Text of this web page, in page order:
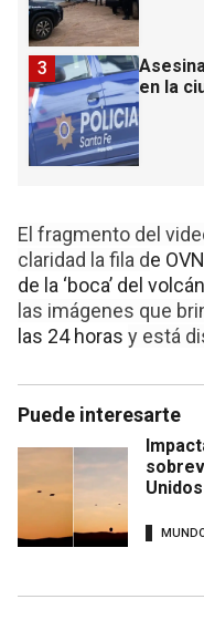
en la
3
El fragmento del
claridad la fila de
de la ‘boca’ del
las imágenes que
las 24 horas y está
Puede interesarte
Unidos